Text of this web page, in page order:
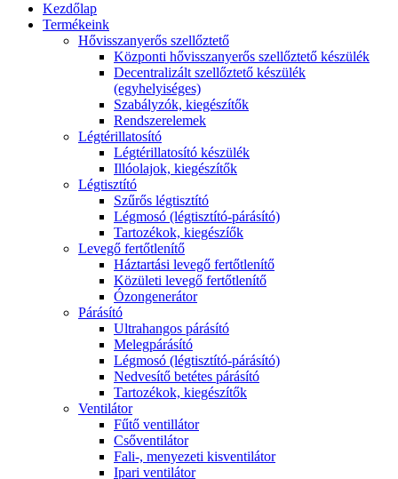
Kezdőlap
Termékeink
Hővisszanyerős szellőztető
Központi hővisszanyerős szellőztető készülék
Decentralizált szellőztető készülék
(egyhelyiséges)
Szabályzók, kiegészítők
Rendszerelemek
Légtérillatosító
Légtérillatosító készülék
Illóolajok, kiegészítők
Légtisztító
Szűrős légtisztító
Légmosó (légtisztító-párásító)
Tartozékok, kiegészíők
Levegő fertőtlenítő
Háztartási levegő fertőtlenítő
Közületi levegő fertőtlenítő
Ózongenerátor
Párásító
Ultrahangos párásító
Melegpárásító
Légmosó (légtisztító-párásító)
Nedvesítő betétes párásító
Tartozékok, kiegészítők
Ventilátor
Fűtő ventillátor
Csőventilátor
Fali-, menyezeti kisventilátor
Ipari ventilátor